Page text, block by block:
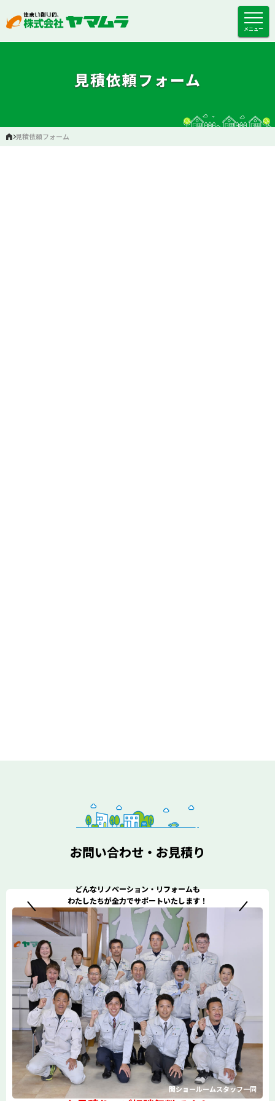
メニュー
見積依頼フォーム
見積依頼フォーム
お問い合わせ・お見積り
どんなリノベーション・リフォームも
わたしたちが全力でサポートいたします！
関ショールームスタッフ一同